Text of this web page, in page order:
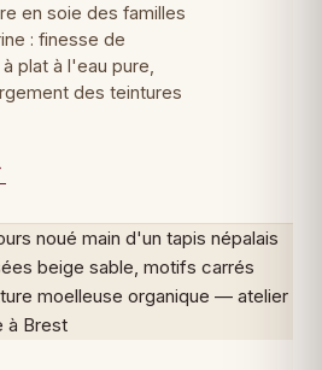
en soie des familles
: finesse de
plat à l'eau pure,
des teintures